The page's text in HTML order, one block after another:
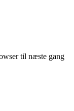
til næste gang